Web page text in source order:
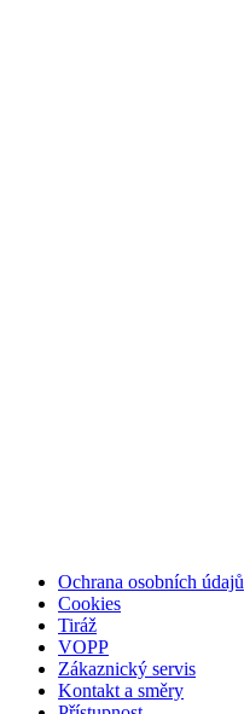
Ochrana osobních údajů
Cookies
Tiráž
VOPP
Zákaznický servis
Kontakt a směry